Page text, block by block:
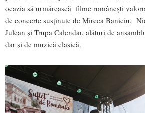
ocazia să urmărească filme românești
de concerte susținute de Mircea Baniciu,
Julean și Trupa Calendar, alături de
dar și de muzică clasică.